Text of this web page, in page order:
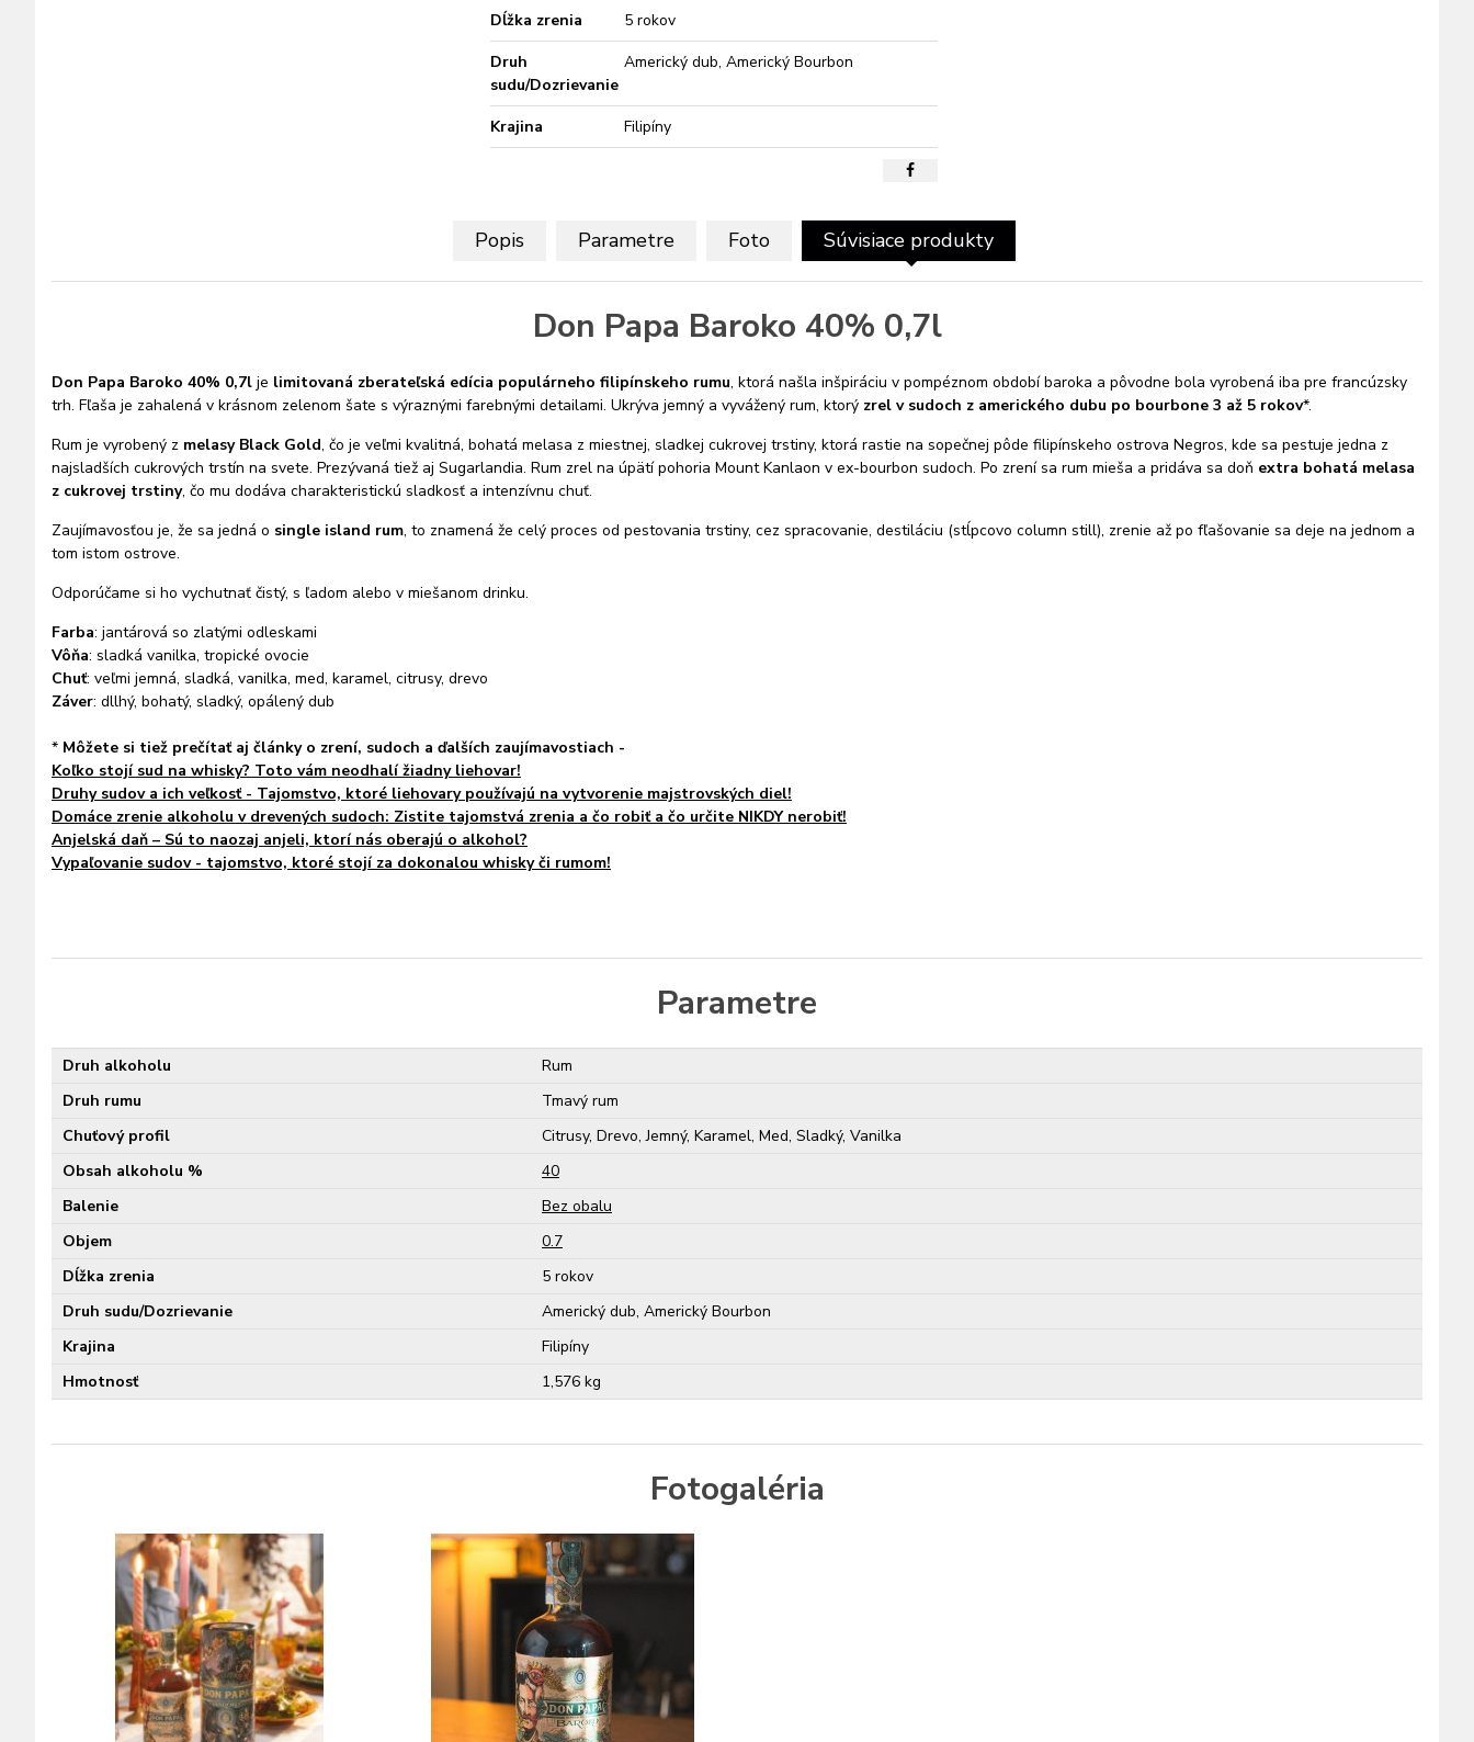
Dĺžka zrenia
5 rokov
Druh
sudu/Dozrievanie
Americký dub, Americký Bourbon
Krajina Filipíny
Popis Parametre Foto Súvisiace produkty
Don Papa Baroko 40% 0,7l
Don Papa Baroko 40% 0,7l je limitovaná zberateľská edícia populárneho filipínskeho rumu, ktorá našla inšpiráciu v pompéznom období baroka a pôvodne bola vyrobená iba pre francúzsky
trh. Fľaša je zahalená v krásnom zelenom šate s výraznými farebnými detailami. Ukrýva jemný a vyvážený rum, ktorý zrel v sudoch z amerického dubu po bourbone 3 až 5 rokov*.
Rum je vyrobený z melasy Black Gold, čo je veľmi kvalitná, bohatá melasa z miestnej, sladkej cukrovej trstiny, ktorá rastie na sopečnej pôde filipínskeho ostrova Negros, kde sa pestuje jedna z
najsladších cukrových trstín na svete. Prezývaná tiež aj Sugarlandia. Rum zrel na úpätí pohoria Mount Kanlaon v ex-bourbon sudoch. Po zrení sa rum mieša a pridáva sa doň extra bohatá melasa
z cukrovej trstiny, čo mu dodáva charakteristickú sladkosť a intenzívnu chuť.
Zaujímavosťou je, že sa jedná o single island rum, to znamená že celý proces od pestovania trstiny, cez spracovanie, destiláciu (stĺpcovo column still), zrenie až po fľašovanie sa deje na jednom a
tom istom ostrove.
Odporúčame si ho vychutnať čistý, s ľadom alebo v miešanom drinku.
Farba: jantárová so zlatými odleskami
Vôňa: sladká vanilka, tropické ovocie
Chuť: veľmi jemná, sladká, vanilka, med, karamel, citrusy, drevo
Záver: dllhý, bohatý, sladký, opálený dub
* Môžete si tiež prečítať aj články o zrení, sudoch a ďalších zaujímavostiach -
Koľko stojí sud na whisky? Toto vám neodhalí žiadny liehovar!
Druhy sudov a ich veľkosť - Tajomstvo, ktoré liehovary používajú na vytvorenie majstrovských diel!
Domáce zrenie alkoholu v drevených sudoch: Zistite tajomstvá zrenia a čo robiť a čo určite NIKDY nerobiť!
Anjelská daň – Sú to naozaj anjeli, ktorí nás oberajú o alkohol?
Vypaľovanie sudov - tajomstvo, ktoré stojí za dokonalou whisky či rumom!
Parametre
Druh alkoholu
Rum
Druh rumu
Tmavý rum
Chuťový profil
Citrusy, Drevo, Jemný, Karamel, Med, Sladký, Vanilka
Obsah alkoholu %
40
Balenie
Bez obalu
Objem
0.7
Dĺžka zrenia
5 rokov
Druh sudu/Dozrievanie
Americký dub, Americký Bourbon
Krajina
Filipíny
Hmotnosť
1,576 kg
Fotogaléria